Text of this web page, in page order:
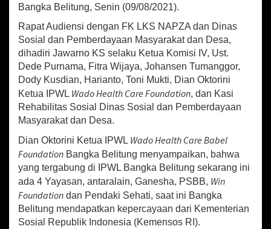
s
V
U
d
a
n
g
F
r
u
m
o
m
u
n
Bangka Belitung, Senin (09/08/2021).
Rapat Audiensi dengan FK LKS NAPZA dan Dinas
Sosial dan Pemberdayaan Masyarakat dan Desa,
dihadiri Jawarno KS selaku Ketua Komisi IV, Ust.
Dede Purnama, Fitra Wijaya, Johansen Tumanggor,
Dody Kusdian, Harianto, Toni Mukti, Dian Oktorini
Ketua IPWL Wado Health Care Foundation, dan Kasi
Rehabilitas Sosial Dinas Sosial dan Pemberdayaan
Masyarakat dan Desa.
Dian Oktorini Ketua IPWL Wado Health Care Babel
Foundation Bangka Belitung menyampaikan, bahwa
yang tergabung di IPWL Bangka Belitung sekarang ini
ada 4 Yayasan, antaralain, Ganesha, PSBB, Win
Foundation dan Pendaki Sehati, saat ini Bangka
Belitung mendapatkan kepercayaan dari Kementerian
Sosial Republik Indonesia (Kemensos RI).